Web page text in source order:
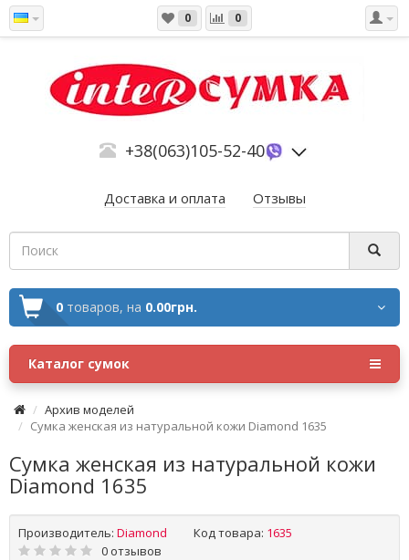
0 0
+38(063)105-52-40
Доставка и оплата Отзывы
0 товаров, на 0.00грн.
Каталог сумок
Архив моделей
Сумка женская из натуральной кожи Diamond 1635
Сумка женская из натуральной кожи
Diamond 1635
Производитель: Diamond Код товара: 1635
0 отзывов